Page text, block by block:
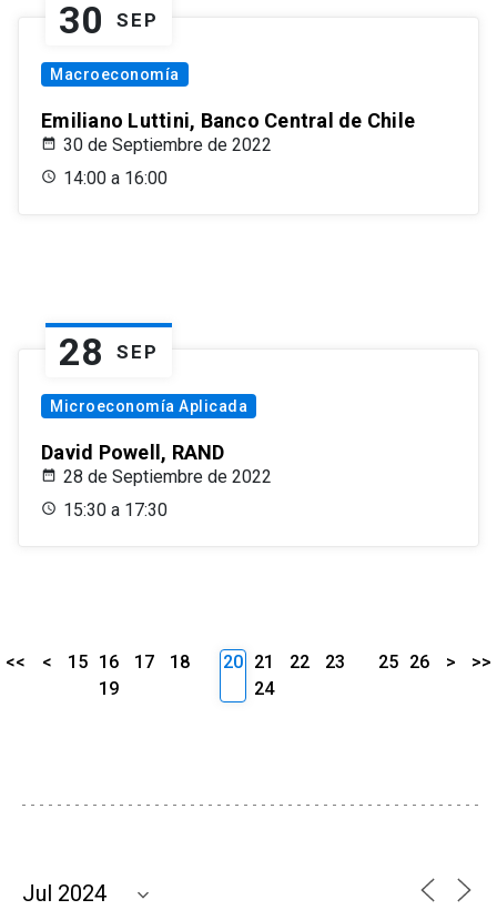
30 SEP
Macroeconomía
Emiliano Luttini, Banco Central de Chile
30 de Septiembre de 2022
14:00 a 16:00
28 SEP
Microeconomía Aplicada
David Powell, RAND
28 de Septiembre de 2022
15:30 a 17:30
<< < 15 16 17
18
19
20 21 22
23
24
25 26 > >>